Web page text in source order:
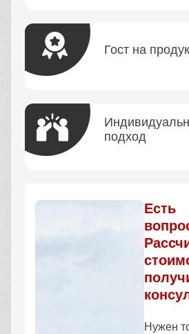
Гост на
подход
Есть
Нужен